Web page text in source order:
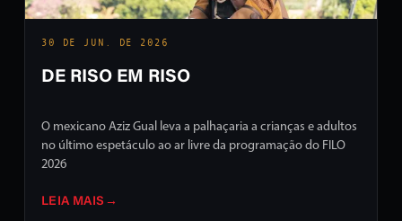
30 DE JUN. DE 2026
DE RISO EM RISO
O mexicano Aziz Gual leva a palhaçaria a crianças e adultos
no último espetáculo ao ar livre da programação do FILO
2026
LEIA MAIS →